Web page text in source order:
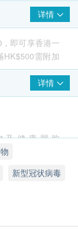
详情
即可享香港一
需附加
OH 补充液」)
子OH–消毒原
空气杀菌消毒
，应用的专用
用期长达约 3
详情
及健康网购
新型冠状病毒